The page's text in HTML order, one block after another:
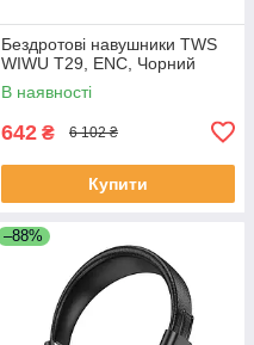
Бездротові навушники TWS
WIWU T29, ENC, Чорний
В наявності
642 ₴ 6 102 ₴
Купити
–88%